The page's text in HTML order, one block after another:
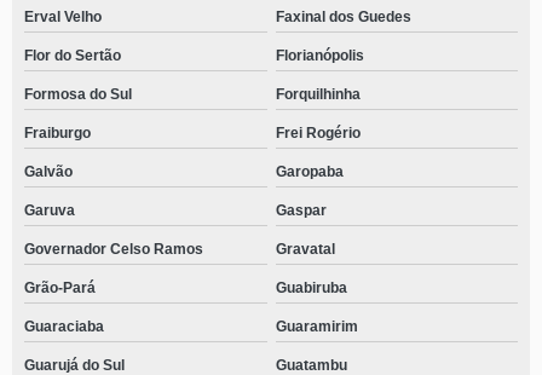
Erval Velho Faxinal dos Guedes
Flor do Sertão Florianópolis
Formosa do Sul Forquilhinha
Fraiburgo Frei Rogério
Galvão Garopaba
Garuva Gaspar
Governador Celso Ramos Gravatal
Grão-Pará Guabiruba
Guaraciaba Guaramirim
Guarujá do Sul Guatambu